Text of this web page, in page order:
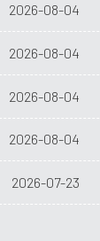
2026-08-04
2026-08-04
2026-08-04
2026-08-04
2026-07-23